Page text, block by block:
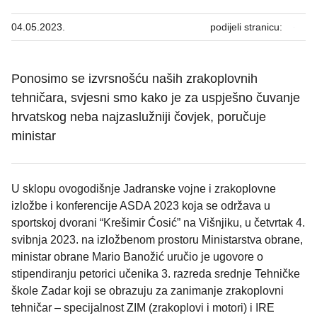
04.05.2023. podijeli stranicu:
Ponosimo se izvrsnošću naših zrakoplovnih
tehničara, svjesni smo kako je za uspješno čuvanje
hrvatskog neba najzaslužniji čovjek, poručuje
ministar
U sklopu ovogodišnje Jadranske vojne i zrakoplovne
izložbe i konferencije ASDA 2023 koja se održava u
sportskoj dvorani “Krešimir Ćosić” na Višnjiku, u četvrtak 4.
svibnja 2023. na izložbenom prostoru Ministarstva obrane,
ministar obrane Mario Banožić uručio je ugovore o
stipendiranju petorici učenika 3. razreda srednje Tehničke
škole Zadar koji se obrazuju za zanimanje zrakoplovni
tehničar – specijalnost ZIM (zrakoplovi i motori) i IRE